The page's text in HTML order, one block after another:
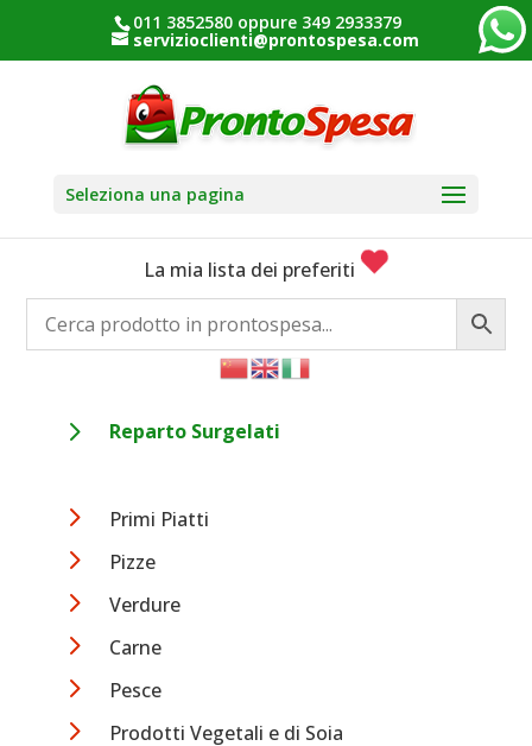
011 3852580 oppure 349 2933379
servizioclienti@prontospesa.com
Seleziona una pagina
La mia lista dei preferiti
5 Reparto Surgelati
5 Primi Piatti
5 Pizze
5 Verdure
5 Carne
5 Pesce
5 Prodotti Vegetali e di Soia